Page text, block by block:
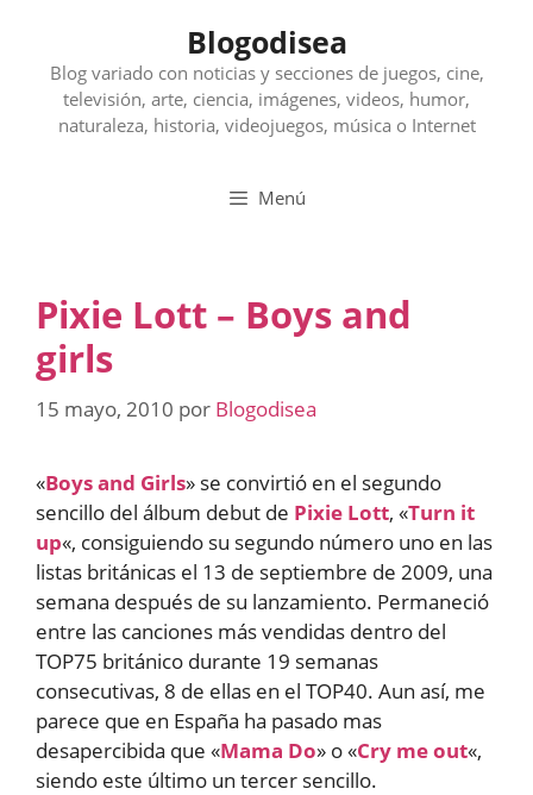
contenido
Blogodisea
Blog variado con noticias y secciones de juegos, cine,
televisión, arte, ciencia, imágenes, videos, humor,
naturaleza, historia, videojuegos, música o Internet
Menú
Pixie Lott – Boys and
girls
15 mayo, 2010 por Blogodisea
«Boys and Girls» se convirtió en el segundo
sencillo del álbum debut de Pixie Lott, «Turn it
up«, consiguiendo su segundo número uno en las
listas británicas el 13 de septiembre de 2009, una
semana después de su lanzamiento. Permaneció
entre las canciones más vendidas dentro del
TOP75 británico durante 19 semanas
consecutivas, 8 de ellas en el TOP40. Aun así, me
parece que en España ha pasado mas
desapercibida que «Mama Do» o «Cry me out«,
siendo este último un tercer sencillo.